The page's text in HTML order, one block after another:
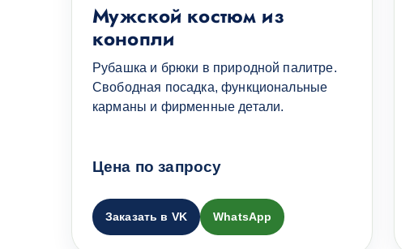
Мужской костюм из
конопли
Рубашка и брюки в природной палитре.
Свободная посадка, функциональные
карманы и фирменные детали.
Цена по запросу
Заказать в VK WhatsApp